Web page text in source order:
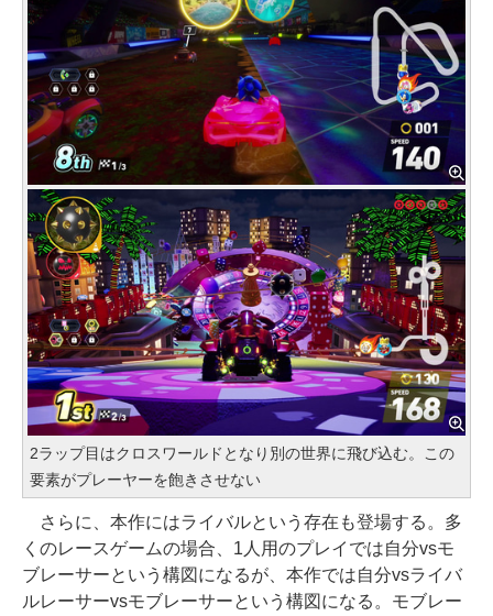
2ラップ目はクロスワールドとなり別の世界に飛び込む。この
要素がプレーヤーを飽きさせない
さらに、本作にはライバルという存在も登場する。多
くのレースゲームの場合、1人用のプレイでは自分vsモ
ブレーサーという構図になるが、本作では自分vsライバ
ルレーサーvsモブレーサーという構図になる。モブレー